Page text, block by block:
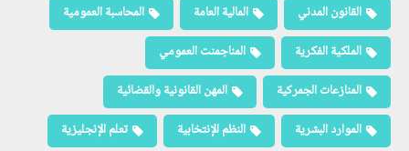
القانون المدني
المالية العامة
المحاسبة العمومية
الملكية الفكرية
المناجمنت العمومي
المنازعات الجمركية
المهن القانونية والقضائية
الموارد البشرية
النظم الإنتخابية تعلم الإنجليزية